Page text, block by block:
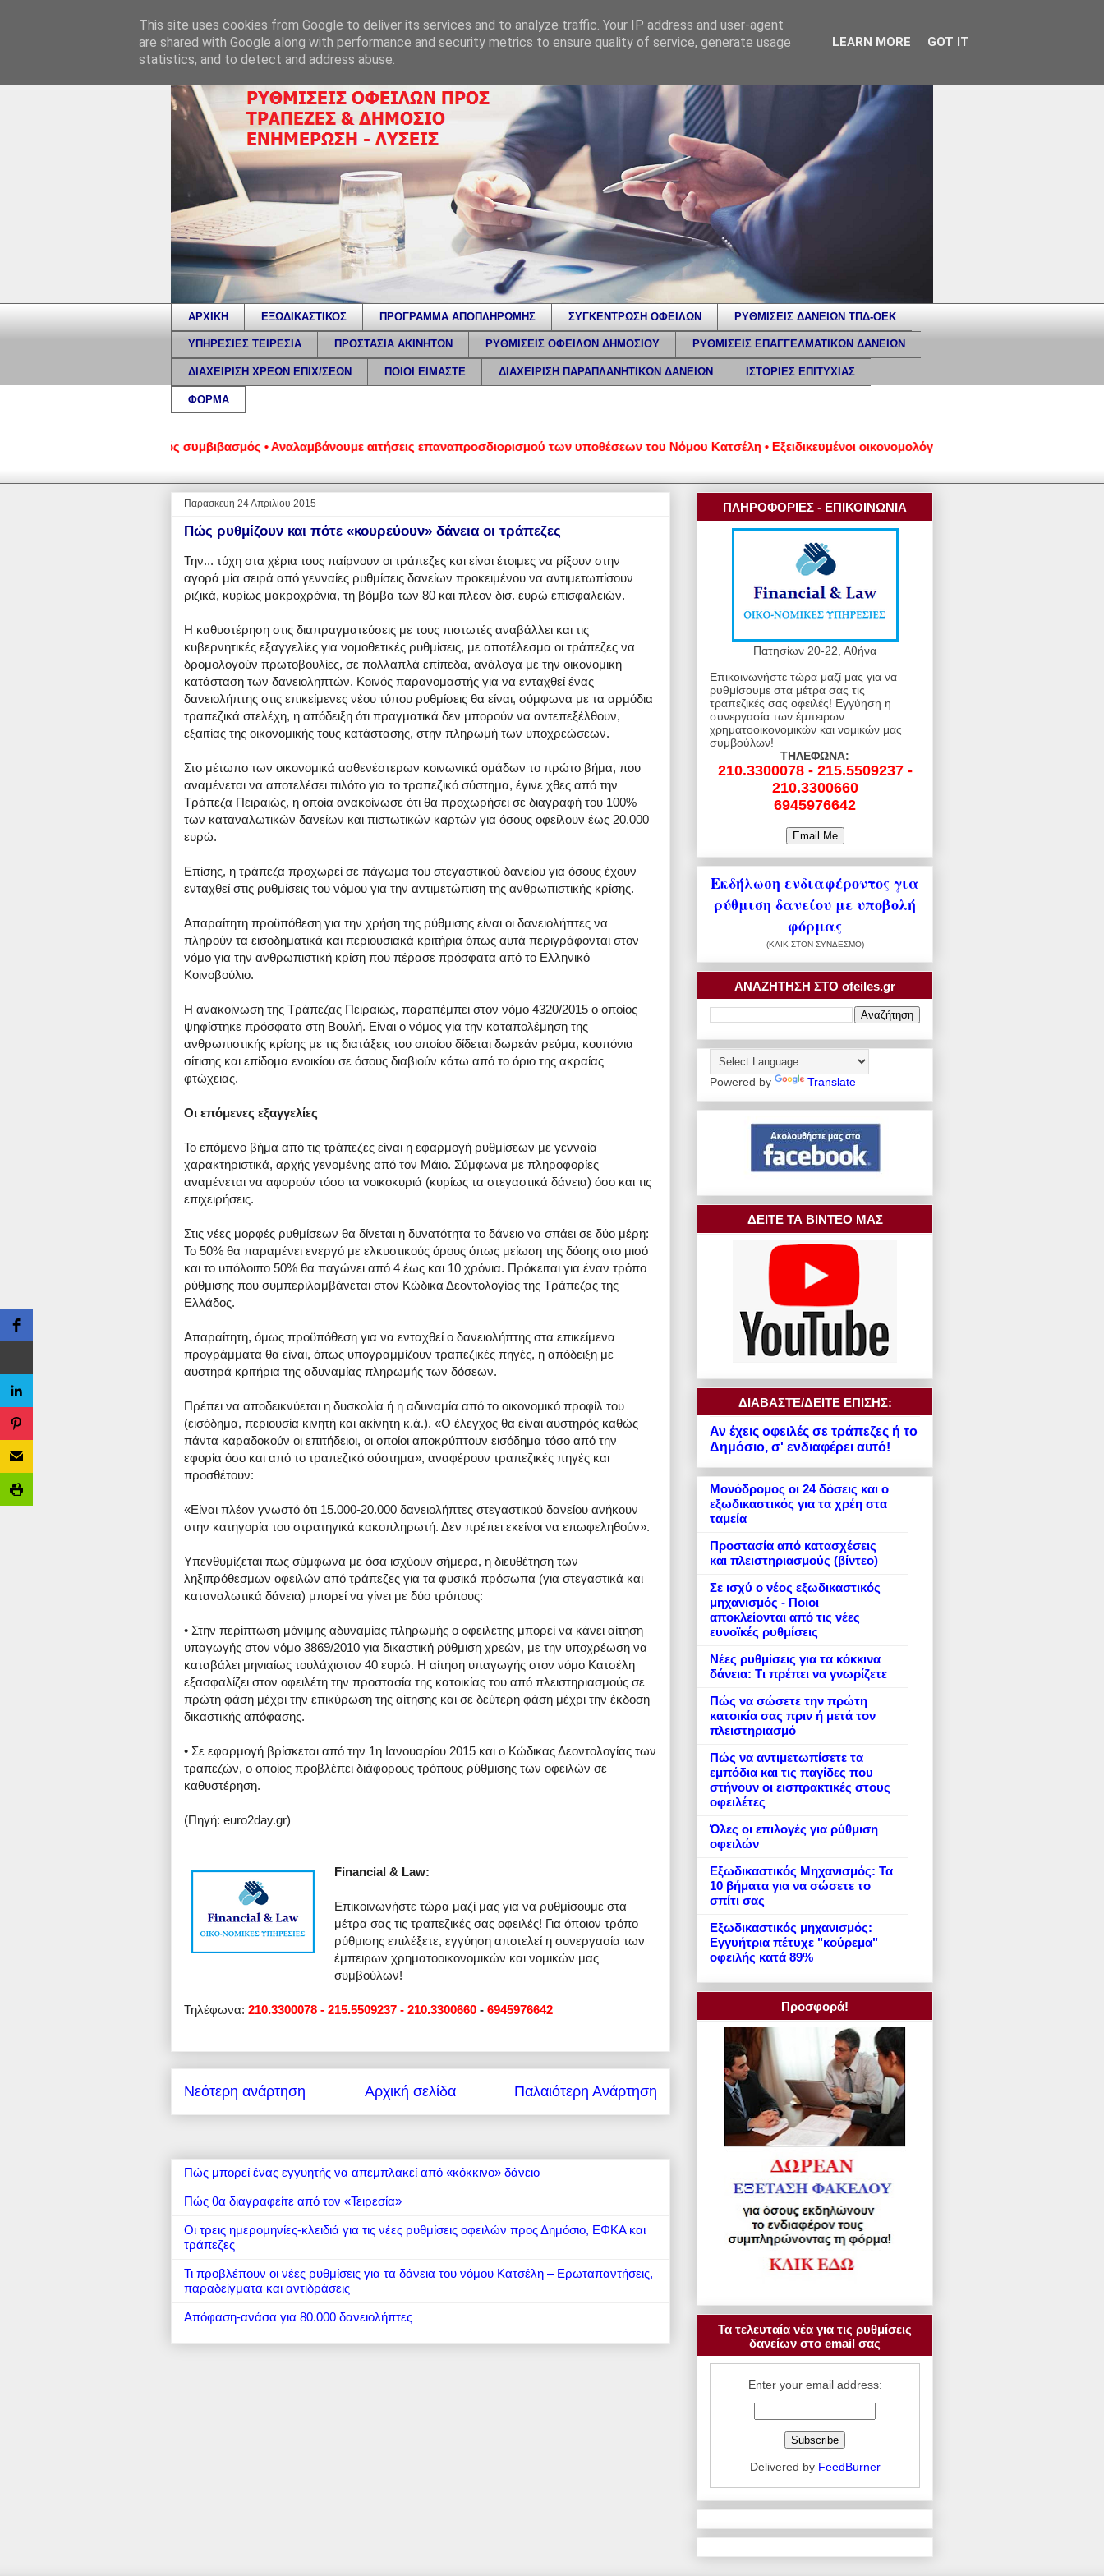
ΑΡΧΙΚΗ ΕΞΩΔΙΚΑΣΤΙΚΟΣ ΠΡΟΓΡΑΜΜΑ ΑΠΟΠΛΗΡΩΜΗΣ ΣΥΓΚΕΝΤΡΩΣΗ ΟΦΕΙΛΩΝ ΡΥΘΜΙΣΕΙΣ ΔΑΝΕΙΩΝ ΤΠΔ-ΟΕΚ
ΥΠΗΡΕΣΙΕΣ ΤΕΙΡΕΣΙΑ ΠΡΟΣΤΑΣΙΑ ΑΚΙΝΗΤΩΝ ΡΥΘΜΙΣΕΙΣ ΟΦΕΙΛΩΝ ΔΗΜΟΣΙΟΥ ΡΥΘΜΙΣΕΙΣ ΕΠΑΓΓΕΛΜΑΤΙΚΩΝ ΔΑΝΕΙΩΝ
ΔΙΑΧΕΙΡΙΣΗ ΧΡΕΩΝ ΕΠΙΧ/ΣΕΩΝ ΠΟΙΟΙ ΕΙΜΑΣΤΕ ΔΙΑΧΕΙΡΙΣΗ ΠΑΡΑΠΛΑΝΗΤΙΚΩΝ ΔΑΝΕΙΩΝ ΙΣΤΟΡΙΕΣ ΕΠΙΤΥΧΙΑΣ
ΦΟΡΜΑ
- Εξωδικαστικός συμβιβασμός • Αναλαμβάνουμε αιτήσεις επαναπροσδιορισμού των υποθέσεων του Νόμου Κατσέλη • Εξειδικευμένοι οικονομολόγοι και νομικοί • Πληροφορίες στα
Παρασκευή 24 Απριλίου 2015
Πώς ρυθμίζουν και πότε «κουρεύουν» δάνεια οι τράπεζες
Την... τύχη στα χέρια τους παίρνουν οι τράπεζες και είναι έτοιμες να ρίξουν στην
αγορά μία σειρά από γενναίες ρυθμίσεις δανείων προκειμένου να αντιμετωπίσουν
ριζικά, κυρίως μακροχρόνια, τη βόμβα των 80 και πλέον δισ. ευρώ επισφαλειών.
Η καθυστέρηση στις διαπραγματεύσεις με τους πιστωτές αναβάλλει και τις
κυβερνητικές εξαγγελίες για νομοθετικές ρυθμίσεις, με αποτέλεσμα οι τράπεζες να
δρομολογούν πρωτοβουλίες, σε πολλαπλά επίπεδα, ανάλογα με την οικονομική
κατάσταση των δανειοληπτών. Κοινός παρανομαστής για να ενταχθεί ένας
δανειολήπτης στις επικείμενες νέου τύπου ρυθμίσεις θα είναι, σύμφωνα με τα αρμόδια
τραπεζικά στελέχη, η απόδειξη ότι πραγματικά δεν μπορούν να αντεπεξέλθουν,
εξαιτίας της οικονομικής τους κατάστασης, στην πληρωμή των υποχρεώσεων.
Στο μέτωπο των οικονομικά ασθενέστερων κοινωνικά ομάδων το πρώτο βήμα, που
αναμένεται να αποτελέσει πιλότο για το τραπεζικό σύστημα, έγινε χθες από την
Τράπεζα Πειραιώς, η οποία ανακοίνωσε ότι θα προχωρήσει σε διαγραφή του 100%
των καταναλωτικών δανείων και πιστωτικών καρτών για όσους οφείλουν έως 20.000
ευρώ.
Επίσης, η τράπεζα προχωρεί σε πάγωμα του στεγαστικού δανείου για όσους έχουν
ενταχθεί στις ρυθμίσεις του νόμου για την αντιμετώπιση της ανθρωπιστικής κρίσης.
Απαραίτητη προϋπόθεση για την χρήση της ρύθμισης είναι οι δανειολήπτες να
πληρούν τα εισοδηματικά και περιουσιακά κριτήρια όπως αυτά περιγράφονται στον
νόμο για την ανθρωπιστική κρίση που πέρασε πρόσφατα από το Ελληνικό
Κοινοβούλιο.
Η ανακοίνωση της Τράπεζας Πειραιώς, παραπέμπει στον νόμο 4320/2015 ο οποίος
ψηφίστηκε πρόσφατα στη Βουλή. Είναι ο νόμος για την καταπολέμηση της
ανθρωπιστικής κρίσης με τις διατάξεις του οποίου δίδεται δωρεάν ρεύμα, κουπόνια
σίτισης και επίδομα ενοικίου σε όσους διαβιούν κάτω από το όριο της ακραίας
φτώχειας.
Οι επόμενες εξαγγελίες
Το επόμενο βήμα από τις τράπεζες είναι η εφαρμογή ρυθμίσεων με γενναία
χαρακτηριστικά, αρχής γενομένης από τον Μάιο. Σύμφωνα με πληροφορίες
αναμένεται να αφορούν τόσο τα νοικοκυριά (κυρίως τα στεγαστικά δάνεια) όσο και τις
επιχειρήσεις.
Στις νέες μορφές ρυθμίσεων θα δίνεται η δυνατότητα το δάνειο να σπάει σε δύο μέρη:
Το 50% θα παραμένει ενεργό με ελκυστικούς όρους όπως μείωση της δόσης στο μισό
και το υπόλοιπο 50% θα παγώνει από 4 έως και 10 χρόνια. Πρόκειται για έναν τρόπο
ρύθμισης που συμπεριλαμβάνεται στον Κώδικα Δεοντολογίας της Τράπεζας της
Ελλάδος.
Απαραίτητη, όμως προϋπόθεση για να ενταχθεί ο δανειολήπτης στα επικείμενα
προγράμματα θα είναι, όπως υπογραμμίζουν τραπεζικές πηγές, η απόδειξη με
αυστηρά κριτήρια της αδυναμίας πληρωμής των δόσεων.
Πρέπει να αποδεικνύεται η δυσκολία ή η αδυναμία από το οικονομικό προφίλ του
(εισόδημα, περιουσία κινητή και ακίνητη κ.ά.). «Ο έλεγχος θα είναι αυστηρός καθώς
πάντα καραδοκούν οι επιτήδειοι, οι οποίοι αποκρύπτουν εισόδημα τόσο από την
εφορία όσο και από το τραπεζικό σύστημα», αναφέρουν τραπεζικές πηγές και
προσθέτουν:
«Είναι πλέον γνωστό ότι 15.000-20.000 δανειολήπτες στεγαστικού δανείου ανήκουν
στην κατηγορία του στρατηγικά κακοπληρωτή. Δεν πρέπει εκείνοι να επωφεληθούν».
Υπενθυμίζεται πως σύμφωνα με όσα ισχύουν σήμερα, η διευθέτηση των
ληξιπρόθεσμων οφειλών από τράπεζες για τα φυσικά πρόσωπα (για στεγαστικά και
καταναλωτικά δάνεια) μπορεί να γίνει με δύο τρόπους:
• Στην περίπτωση μόνιμης αδυναμίας πληρωμής ο οφειλέτης μπορεί να κάνει αίτηση
υπαγωγής στον νόμο 3869/2010 για δικαστική ρύθμιση χρεών, με την υποχρέωση να
καταβάλει μηνιαίως τουλάχιστον 40 ευρώ. Η αίτηση υπαγωγής στον νόμο Κατσέλη
εξασφαλίζει στον οφειλέτη την προστασία της κατοικίας του από πλειστηριασμούς σε
πρώτη φάση μέχρι την επικύρωση της αίτησης και σε δεύτερη φάση μέχρι την έκδοση
δικαστικής απόφασης.
• Σε εφαρμογή βρίσκεται από την 1η Ιανουαρίου 2015 και ο Κώδικας Δεοντολογίας των
τραπεζών, ο οποίος προβλέπει διάφορους τρόπους ρύθμισης των οφειλών σε
καθυστέρηση.
(Πηγή: euro2day.gr)
Financial & Law:
Επικοινωνήστε τώρα μαζί μας για να ρυθμίσουμε στα
μέτρα σας τις τραπεζικές σας οφειλές! Για όποιον τρόπο
ρύθμισης επιλέξετε, εγγύηση αποτελεί η συνεργασία των
έμπειρων χρηματοοικονομικών και νομικών μας
συμβούλων!
Τηλέφωνα: 210.3300078 - 215.5509237 - 210.3300660 - 6945976642
Νεότερη ανάρτηση Παλαιότερη Ανάρτηση
Αρχική σελίδα
Πώς μπορεί ένας εγγυητής να απεμπλακεί από «κόκκινο» δάνειο
Πώς θα διαγραφείτε από τον «Τειρεσία»
Οι τρεις ημερομηνίες-κλειδιά για τις νέες ρυθμίσεις οφειλών προς Δημόσιο, ΕΦΚΑ και
τράπεζες
Τι προβλέπουν οι νέες ρυθμίσεις για τα δάνεια του νόμου Κατσέλη – Ερωταπαντήσεις,
παραδείγματα και αντιδράσεις
Απόφαση-ανάσα για 80.000 δανειολήπτες
ΠΛΗΡΟΦΟΡΙΕΣ - ΕΠΙΚΟΙΝΩΝΙΑ
Πατησίων 20-22, Αθήνα
Επικοινωνήστε τώρα μαζί μας για να
ρυθμίσουμε στα μέτρα σας τις
τραπεζικές σας οφειλές! Εγγύηση η
συνεργασία των έμπειρων
χρηματοοικονομικών και νομικών μας
συμβούλων!
ΤΗΛΕΦΩΝΑ:
210.3300078 - 215.5509237 -
210.3300660
6945976642
Εκδήλωση ενδιαφέροντος για
ρύθμιση δανείου με υποβολή
φόρμας
(ΚΛΙΚ ΣΤΟΝ ΣΥΝΔΕΣΜΟ)
ΑΝΑΖΗΤΗΣΗ ΣΤΟ ofeiles.gr
Powered by Translate
ΔΕΙΤΕ ΤΑ ΒΙΝΤΕΟ ΜΑΣ
ΔΙΑΒΑΣΤΕ/ΔΕΙΤΕ ΕΠΙΣΗΣ:
Αν έχεις οφειλές σε τράπεζες ή το
Δημόσιο, σ' ενδιαφέρει αυτό!
Μονόδρομος οι 24 δόσεις και ο
εξωδικαστικός για τα χρέη στα
ταμεία
Προστασία από κατασχέσεις
και πλειστηριασμούς (βίντεο)
Σε ισχύ ο νέος εξωδικαστικός
μηχανισμός - Ποιοι
αποκλείονται από τις νέες
ευνοϊκές ρυθμίσεις
Νέες ρυθμίσεις για τα κόκκινα
δάνεια: Τι πρέπει να γνωρίζετε
Πώς να σώσετε την πρώτη
κατοικία σας πριν ή μετά τον
πλειστηριασμό
Πώς να αντιμετωπίσετε τα
εμπόδια και τις παγίδες που
στήνουν οι εισπρακτικές στους
οφειλέτες
Όλες οι επιλογές για ρύθμιση
οφειλών
Εξωδικαστικός Μηχανισμός: Τα
10 βήματα για να σώσετε το
σπίτι σας
Εξωδικαστικός μηχανισμός:
Εγγυήτρια πέτυχε "κούρεμα"
οφειλής κατά 89%
Προσφορά!
Τα τελευταία νέα για τις ρυθμίσεις
δανείων στο email σας
Enter your email address:
Delivered by FeedBurner
This site uses cookies from Google to deliver its services and to analyze traffic. Your IP address and user-agent
are shared with Google along with performance and security metrics to ensure quality of service, generate usage
statistics, and to detect and address abuse.
LEARN MORE GOT IT